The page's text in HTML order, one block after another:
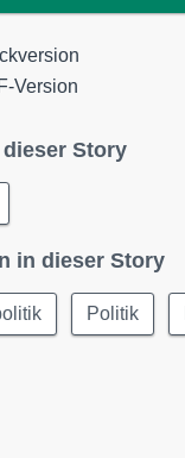
Version
Story
in dieser Story
Politik